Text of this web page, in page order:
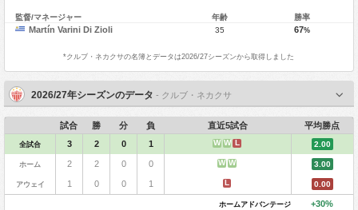
監督/マネージャー 年齢 勝率
Martín Varini Di Zioli 35 67%
*クルブ・ネカクサの名簿とデータは2026/27シーズンから取得しました
2026/27年シーズンのデータ - クルブ・ネカクサ
試合 勝 分 負 直近5試合 平均勝点
全試合 3 2 0 1 W W L 2.00
ホーム 2 2 0 0 W W 3.00
アウェイ 1 0 0 1 L 0.00
ホームアドバンテージ +30%